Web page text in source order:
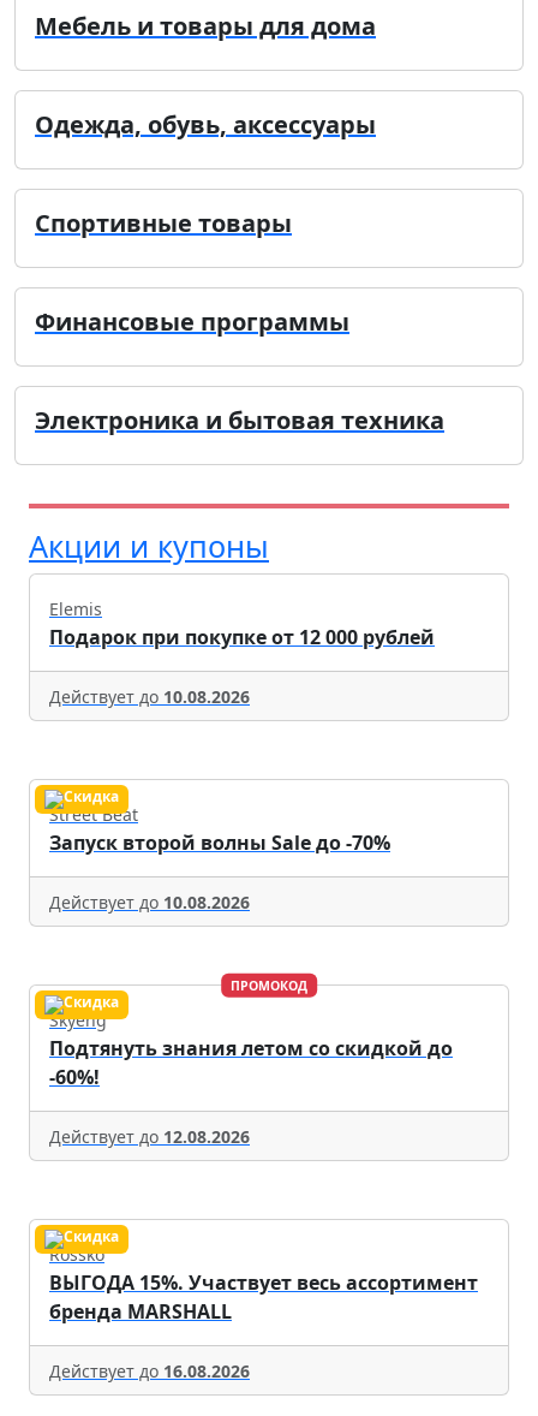
Мебель и товары для дома
Одежда, обувь, аксессуары
Спортивные товары
Финансовые программы
Электроника и бытовая техника
Акции и купоны
Elemis
Подарок при покупке от 12 000 рублей
Действует до 10.08.2026
Street Beat
Запуск второй волны Sale до -70%
Действует до 10.08.2026
ПРОМОКОД
Skyeng
Подтянуть знания летом со скидкой до
-60%!
Действует до 12.08.2026
Rossko
ВЫГОДА 15%. Участвует весь ассортимент
бренда MARSHALL
Действует до 16.08.2026